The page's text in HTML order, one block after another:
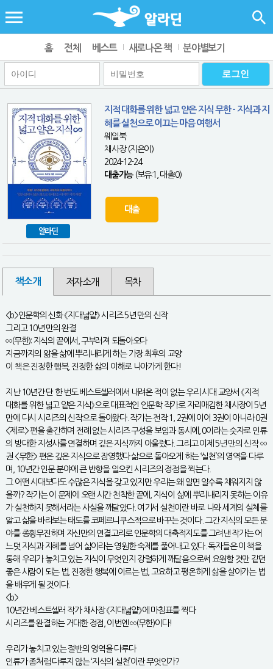
홈 전체 베스트 새로나온 책 분야별보기
알라딘
지적 대화를 위한 넓고 얕은 지식 무한 - 지식과 지
혜를 실천으로 이끄는 마음 여행서
웨일북
채사장 (지은이)
2024-12-24
대출가능(보유:1, 대출:0)
대출
책소개 저자소개 목차
<b>인문학의 신화 《지대넓얕》 시리즈 5년 만의 신작
그리고 10년 만의 완결
∞(무한): 지식의 끝에서, 구부러져 되돌아오다
지금까지의 앎을 삶에 뿌리내리게 하는 가장 최후의 교양
이 책은 진정한 행복, 진정한 삶의 이해로 나아가게 한다!
지난 10년간 단 한 번도 베스트셀러에서 내려온 적이 없는 우리 시대 교양서 《지적
대화를 위한 넓고 얕은 지식》으로 대표적인 인문학 작가로 자리매김한 채사장이 5년
만에 다시 시리즈의 신작으로 돌아왔다. 작가는 전작 1, 2권에 이어 3권이 아니라 0권
<제로> 편을 출간하며 전례 없는 시리즈 구성을 보임과 동시에, 0이라는 숫자로 인류
의 방대한 지성사를 연결하며 깊은 지식까지 아울렀다. 그리고 이제 5년 만의 신작 ∞
권 <무한> 편은 깊은 지식으로 잠영했다 삶으로 돌아오게 하는 ‘실천’의 영역을 다루
며, 10년간 인문 분야에 큰 반향을 일으킨 시리즈의 정점을 찍는다.
그 어떤 시대보다도 수많은 지식을 갖고 있지만 우리는 왜 알면 알수록 채워지지 않
을까? 작가는 이 문제에 오랜 시간 천착한 끝에, 지식이 삶에 뿌리내리지 못하는 이유
가 실천하지 못해서라는 사실을 깨달았다. 여기서 실천이란 바로 나와 세계의 실체를
알고 삶을 바라보는 태도를 코페르니쿠스적으로 바꾸는 것이다. 그간 지식의 모든 분
야를 종횡무진하며 자신만의 연결고리로 인문학의 대축적지도를 그려낸 작가는 어
느덧 지식과 지혜를 넘어 삶이라는 영원한 숙제를 풀어내고 있다. 독자들은 이 책을
통해 우리가 놓치고 있는 지식이 무엇인지 강렬하게 깨달음으로써 요원할 것만 같던
좋은 사람이 되는 법, 진정한 행복에 이르는 법, 고요하고 평온하게 삶을 살아가는 법
을 배우게 될 것이다.
<b>
10년간 베스트셀러 작가 채사장 《지대넓얕》에 마침표를 찍다
시리즈를 완결하는 거대한 정점, 이번엔 ∞(무한)이다!
우리가 놓치고 있는 절반의 영역을 다루다
인류가 좀처럼 다루지 않는 ‘지식의 실천’이란 무엇인가?